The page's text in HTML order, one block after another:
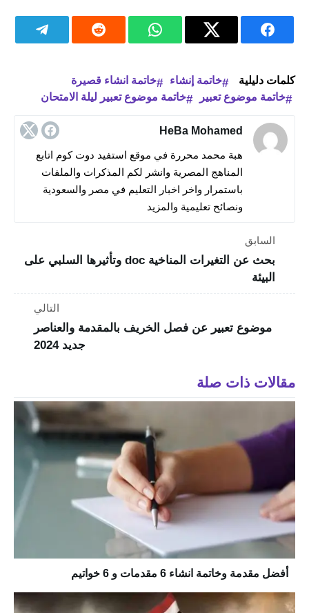
كلمات دليلية خاتمة إنشاء
خاتمة انشاء قصيرة
خاتمة موضوع تعبير
خاتمة موضوع تعبير ليلة الامتحان
HeBa Mohamed
هبة محمد محررة في موقع استفيد دوت كوم اتابع
المناهج المصرية وانشر لكم المذكرات والملفات
باستمرار واخر اخبار التعليم في مصر والسعودية
ونصائح تعليمية والمزيد
السابق
بحث عن التغيرات المناخية doc وتأثيرها السلبي على
البيئة
التالي
موضوع تعبير عن فصل الخريف بالمقدمة والعناصر
جديد 2024
مقالات ذات صلة
أفضل مقدمة وخاتمة انشاء 6 مقدمات و 6 خواتيم